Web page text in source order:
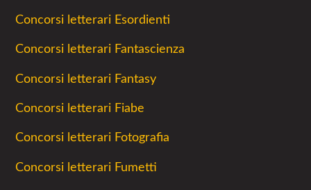
Concorsi letterari Esordienti
Concorsi letterari Fantascienza
Concorsi letterari Fantasy
Concorsi letterari Fiabe
Concorsi letterari Fotografia
Concorsi letterari Fumetti